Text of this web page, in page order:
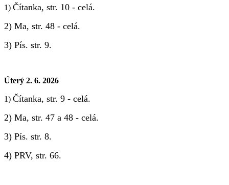
1) Čítanka, str. 10 - celá.
2) Ma, str. 48 - celá.
3) Pís. str. 9.
Úterý 2. 6. 2026
1) Čítanka, str. 9 - celá.
2) Ma, str. 47 a 48 - celá.
3) Pís. str. 8.
4) PRV, str. 66.